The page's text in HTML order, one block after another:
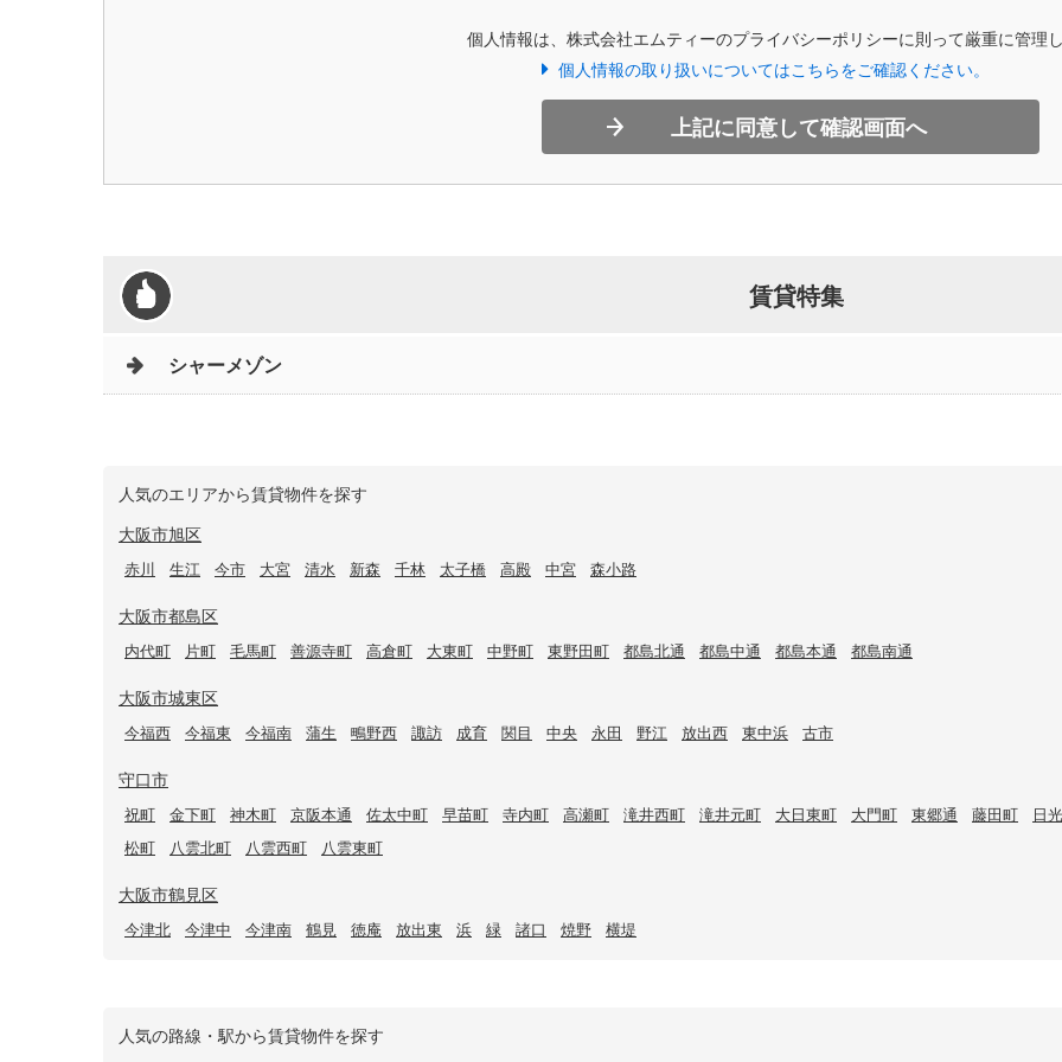
個人情報は、株式会社エムティーのプライバシーポリシーに則って厳重に管理
個人情報の取り扱いについてはこちらをご確認ください。
上記に同意して確認画面へ
賃貸特集
シャーメゾン
人気のエリアから賃貸物件を探す
大阪市旭区
赤川 生江 今市 大宮 清水 新森 千林 太子橋 高殿 中宮 森小路
大阪市都島区
内代町 片町 毛馬町 善源寺町 高倉町 大東町 中野町 東野田町 都島北通 都島中通 都島本通 都島南通
大阪市城東区
今福西 今福東 今福南 蒲生 鴫野西 諏訪 成育 関目 中央 永田 野江 放出西 東中浜 古市
守口市
祝町 金下町 神木町 京阪本通 佐太中町 早苗町 寺内町 高瀬町 滝井西町 滝井元町 大日東町 大門町 東郷通 藤田町
日
松町
八雲北町 八雲西町 八雲東町
大阪市鶴見区
今津北 今津中 今津南 鶴見 徳庵 放出東 浜 緑 諸口 焼野 横堤
人気の路線・駅から賃貸物件を探す